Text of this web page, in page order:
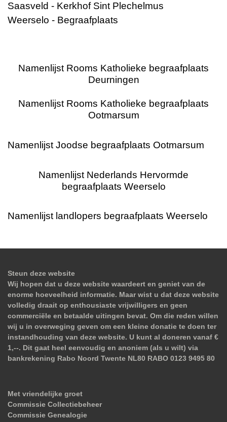
Saasveld - Kerkhof Sint Plechelmus
Weerselo - Begraafplaats
Namenlijst Rooms Katholieke begraafplaats
Deurningen
Namenlijst Rooms Katholieke begraafplaats
Ootmarsum
Namenlijst Joodse begraafplaats Ootmarsum
Namenlijst Nederlands Hervormde
begraafplaats Weerselo
Namenlijst landlopers begraafplaats Weerselo
Steun deze website
Wij hopen dat u deze website waardeert en geniet van de
enorme hoeveelheid informatie. Maar wist u dat deze website
volledig draait op enthousiaste vrijwilligers en geen
commerciële en betaalde uitingen bevat. Om die reden willen
wij u in overweging geven om een kleine donatie te doen ter
instandhouding van deze website. U kunt al doneren vanaf €
1,--. Dit gaat heel eenvoudig en anoniem (als u wilt) via
bankrekening Rabo Noord Twente NL80 RABO 0123 9495 80
Met vriendelijke groet
Commissie Collectiebeheer
Commissie Genealogie